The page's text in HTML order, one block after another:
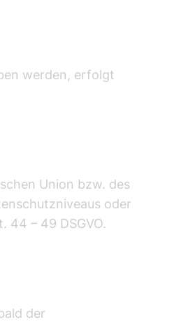
werden, erfolgt
Union bzw. des
oder
44 – 49 DSGVO.
der